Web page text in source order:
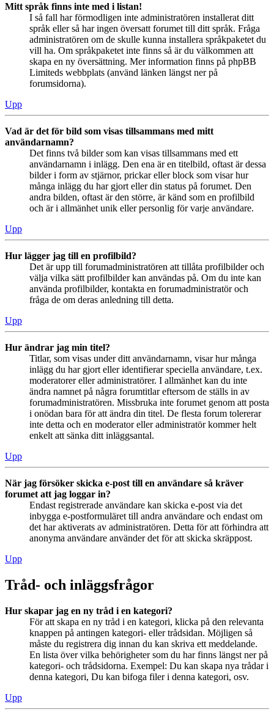
Mitt språk finns inte med i listan!
I så fall har förmodligen inte administratören installerat ditt
språk eller så har ingen översatt forumet till ditt språk. Fråga
administratören om de skulle kunna installera språkpaketet du
vill ha. Om språkpaketet inte finns så är du välkommen att
skapa en ny översättning. Mer information finns på phpBB
Limiteds webbplats (använd länken längst ner på
forumsidorna).
Upp
Vad är det för bild som visas tillsammans med mitt
användarnamn?
Det finns två bilder som kan visas tillsammans med ett
användarnamn i inlägg. Den ena är en titelbild, oftast är dessa
bilder i form av stjärnor, prickar eller block som visar hur
många inlägg du har gjort eller din status på forumet. Den
andra bilden, oftast är den större, är känd som en profilbild
och är i allmänhet unik eller personlig för varje användare.
Upp
Hur lägger jag till en profilbild?
Det är upp till forumadministratören att tillåta profilbilder och
välja vilka sätt profilbilder kan användas på. Om du inte kan
använda profilbilder, kontakta en forumadministratör och
fråga de om deras anledning till detta.
Upp
Hur ändrar jag min titel?
Titlar, som visas under ditt användarnamn, visar hur många
inlägg du har gjort eller identifierar speciella användare, t.ex.
moderatorer eller administratörer. I allmänhet kan du inte
ändra namnet på några forumtitlar eftersom de ställs in av
forumadministratören. Missbruka inte forumet genom att posta
i onödan bara för att ändra din titel. De flesta forum tolererar
inte detta och en moderator eller administratör kommer helt
enkelt att sänka ditt inläggsantal.
Upp
När jag försöker skicka e-post till en användare så kräver
forumet att jag loggar in?
Endast registrerade användare kan skicka e-post via det
inbygga e-postformuläret till andra användare och endast om
det har aktiverats av administratören. Detta för att förhindra att
anonyma användare använder det för att skicka skräppost.
Upp
Tråd- och inläggsfrågor
Hur skapar jag en ny tråd i en kategori?
För att skapa en ny tråd i en kategori, klicka på den relevanta
knappen på antingen kategori- eller trådsidan. Möjligen så
måste du registrera dig innan du kan skriva ett meddelande.
En lista över vilka behörigheter som du har finns längst ner på
kategori- och trådsidorna. Exempel: Du kan skapa nya trådar i
denna kategori, Du kan bifoga filer i denna kategori, osv.
Upp